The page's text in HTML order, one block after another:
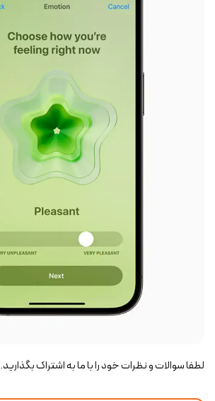
لطفا سوالات و نظرات خود را با ما به اشتراک بگذارید.